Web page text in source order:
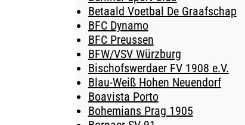
Betaald Voetbal De Graafschap
BFC Dynamo
BFC Preussen
BFW/VSV Würzburg
Bischofswerdaer FV 1908 e.V.
Blau-Weiß Hohen Neuendorf
Boavista Porto
Bohemians Prag 1905